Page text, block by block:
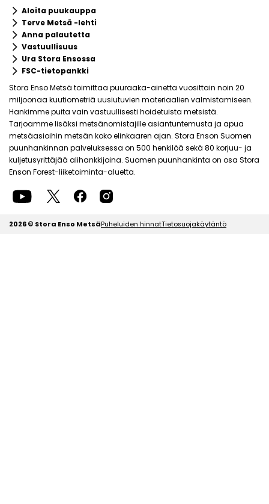
keyboard_arrow_rightAloita puukauppa
keyboard_arrow_rightTerve Metsä -lehti
keyboard_arrow_rightAnna palautetta
keyboard_arrow_rightVastuullisuus
keyboard_arrow_rightUra Stora Ensossa
keyboard_arrow_rightFSC-tietopankki
Stora Enso Metsä toimittaa puuraaka-ainetta vuosittain noin 20
miljoonaa kuutiometriä uusiutuvien materiaalien valmistamiseen.
Hankimme puita vain vastuullisesti hoidetuista metsistä.
Tarjoamme lisäksi metsänomistajille asiantuntemusta ja apua
metsäasioihin metsän koko elinkaaren ajan. Stora Enson Suomen
puunhankinnan palveluksessa on 500 henkilöä sekä 80 korjuu- ja
kuljetusyrittäjää alihankkijoina. Suomen puunhankinta on osa Stora
Enson Forest-liiketoiminta-aluetta.
2026 © Stora Enso MetsäPuheluiden hinnatTietosuojakäytäntö